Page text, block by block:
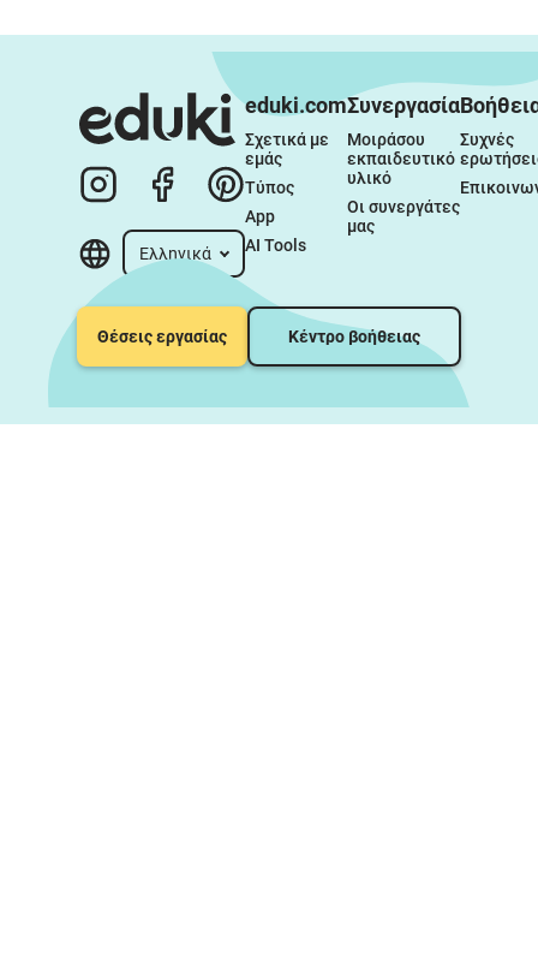
Ελληνικά
eduki.com
Σχετικά με
εμάς
Τύπος
App
AI Tools
Συνεργασία
Μοιράσου
εκπαιδευτικό
υλικό
Οι συνεργάτες
μας
Συχνές
Θέσεις εργασίας Κέντρο βοήθειας